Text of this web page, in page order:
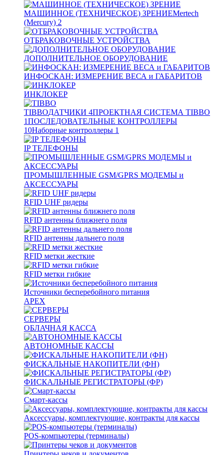
МАШИННОЕ (ТЕХНИЧЕСКОЕ) ЗРЕНИЕMertech
(Mercury) 2
ОТБРАКОВОЧНЫЕ УСТРОЙСТВА
ДОПОЛНИТЕЛЬНОЕ ОБОРУДОВАНИЕ
ИНФОСКАН: ИЗМЕРЕНИЕ ВЕСА и ГАБАРИТОВ
ИНКЛОКЕР
TIBBOДАТЧИКИ 4ПРОЕКТНАЯ СИСТЕМА TIBBO
1ПОСЛЕДОВАТЕЛЬНЫЕ КОНТРОЛЛЕРЫ
10Наборные контроллеры 1
IP ТЕЛЕФОНЫ
ПРОМЫШЛЕННЫЕ GSM/GPRS МОДЕМЫ и
АКСЕССУАРЫ
RFID UHF ридеры
RFID антенны ближнего поля
RFID антенны дальнего поля
RFID метки жесткие
RFID метки гибкие
Источники бесперебойного питания
APEX
СЕРВЕРЫ
ОБЛАЧНАЯ КАССА
АВТОНОМНЫЕ КАССЫ
ФИСКАЛЬНЫЕ НАКОПИТЕЛИ (ФН)
ФИСКАЛЬНЫЕ РЕГИСТРАТОРЫ (ФР)
Смарт-кассы
Аксессуары, комплектующие, контракты для кассы
POS-компьютеры (терминалы)